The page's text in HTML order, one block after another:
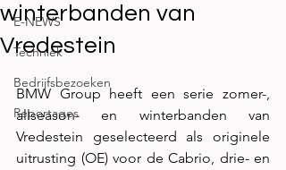
E-NEWS
Techniek
Bedrijfsbezoeken
Reportages
winterbanden van
Vredestein
BMW Group heeft een serie zomer-,
allseason- en winterbanden van
Vredestein geselecteerd als originele
uitrusting (OE) voor de Cabrio, drie- en